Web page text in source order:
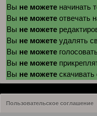
Вы не можете начинать
Вы не можете отвечать
Вы не можете
Вы не можете удалять
Вы не можете
Вы не можете
Вы не можете
Пользовательское соглашение